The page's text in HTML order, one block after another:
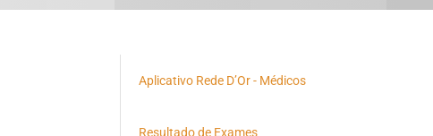
Aplicativo Rede D’Or - Médicos
Resultado de Exames